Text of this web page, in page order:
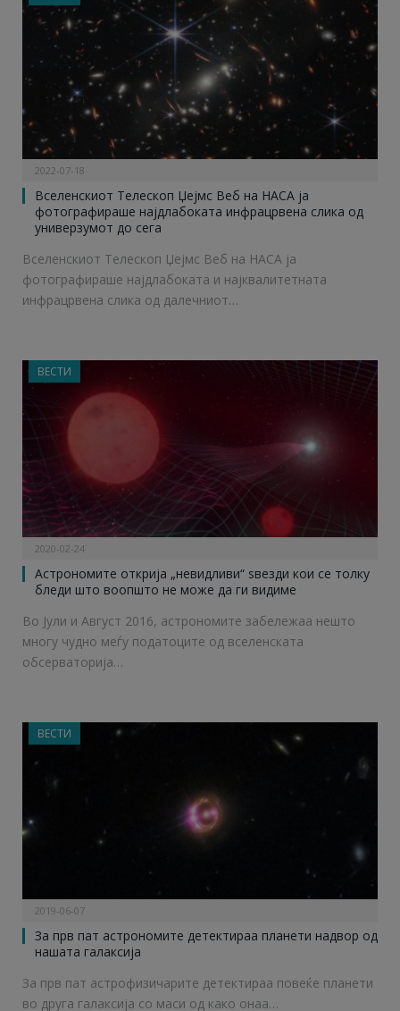
2022-07-18
Вселенскиот Телескоп Џејмс Веб на НАСА ја
фотографираше најдлабоката инфрацрвена слика од
универзумот до сега
Вселенскиот Телескоп Џејмс Веб на НАСА ја
фотографираше најдлабоката и најквалитетната
инфрацрвена слика од далечниот…
ВЕСТИ
2020-02-24
Астрономите открија „невидливи“ ѕвезди кои се толку
бледи што воопшто не може да ги видиме
Во Јули и Август 2016, астрономите забележаа нешто
многу чудно меѓу податоците од вселенската
обсерваторија…
ВЕСТИ
2019-06-07
За прв пат астрономите детектираа планети надвор од
нашата галаксија
За прв пат астрофизичарите детектираа повеќе планети
во друга галаксија со маси од како онаа…